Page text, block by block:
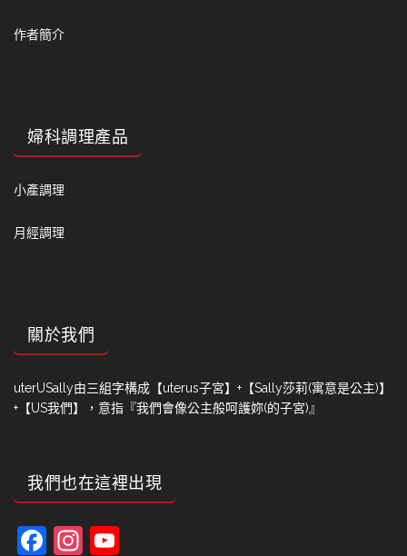
作者簡介
婦科調理產品
小產調理
月經調理
關於我們
uterUSally由三組字構成【uterus子宮】+【Sally莎莉(寓意是公主)】
+【US我們】，意指『我們會像公主般呵護妳(的子宮)』
我們也在這裡出現
Facebook
Instagram